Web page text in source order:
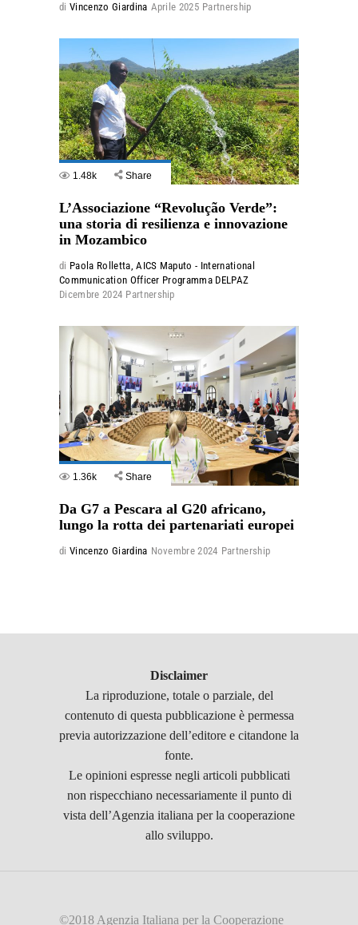
di Vincenzo Giardina Aprile 2025 Partnership
1.48k Share
L’Associazione “Revolução Verde”:
una storia di resilienza e innovazione
in Mozambico
di Paola Rolletta, AICS Maputo - International
Communication Officer Programma DELPAZ
Dicembre 2024 Partnership
1.36k Share
Da G7 a Pescara al G20 africano,
lungo la rotta dei partenariati europei
di Vincenzo Giardina Novembre 2024 Partnership
Disclaimer
La riproduzione, totale o parziale, del
contenuto di questa pubblicazione è permessa
previa autorizzazione dell’editore e citandone la
fonte.
Le opinioni espresse negli articoli pubblicati
non rispecchiano necessariamente il punto di
vista dell’Agenzia italiana per la cooperazione
allo sviluppo.
©2018 Agenzia Italiana per la Cooperazione